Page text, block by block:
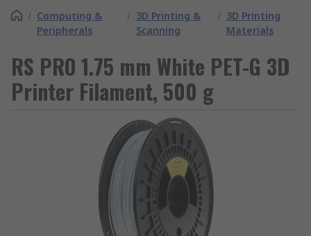
/ Computing &
Peripherals
/ 3D Printing &
Scanning
/ 3D Printing
Materials
RS PRO 1.75 mm White PET-G 3D
Printer Filament, 500 g